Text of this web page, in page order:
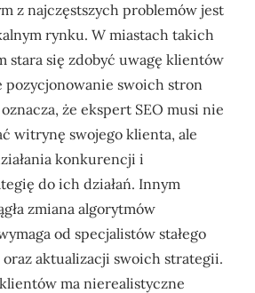
z najczęstszych problemów jest
rynku. W miastach takich
stara się zdobyć uwagę klientów
pozycjonowanie swoich stron
że ekspert SEO musi nie
witrynę swojego klienta, ale
konkurencji i
do ich działań. Innym
zmiana algorytmów
od specjalistów stałego
aktualizacji swoich strategii.
ma nierealistyczne